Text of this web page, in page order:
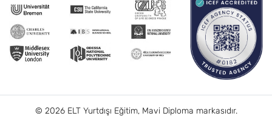
© 2026 ELT Yurtdışı Eğitim, Mavi Diploma markasıdır.